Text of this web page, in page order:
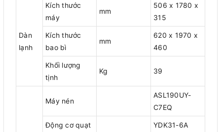
Dàn
lạnh
Kích thước
máy
mm
506 x 1780 x
315
Kích thước
bao bì
mm
620 x 1970 x
460
Khối lượng
tịnh
Kg 39
Máy nén
ASL190UY-
C7EQ
Động cơ quạt YDK31-6A